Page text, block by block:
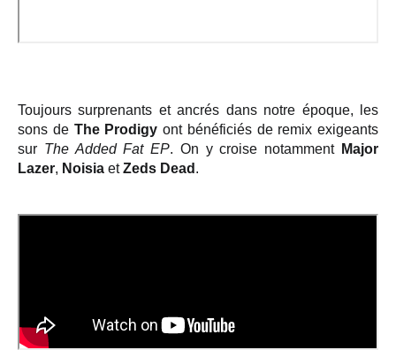
Toujours surprenants et ancrés dans notre époque, les
sons de The Prodigy ont bénéficiés de remix exigeants
sur The Added Fat EP. On y croise notamment Major
Lazer, Noisia etZeds Dead .